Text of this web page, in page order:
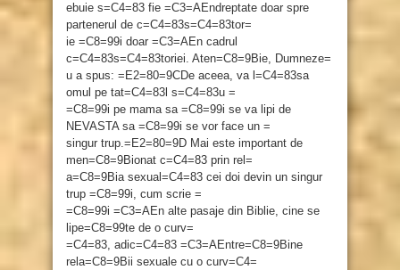
ebuie s=C4=83 fie =C3=AEndreptate doar spre
partenerul de c=C4=83s=C4=83tor=
ie =C8=99i doar =C3=AEn cadrul
c=C4=83s=C4=83toriei. Aten=C8=9Bie, Dumneze=
u a spus: =E2=80=9CDe aceea, va l=C4=83sa
omul pe tat=C4=83l s=C4=83u =
=C8=99i pe mama sa =C8=99i se va lipi de
NEVASTA sa =C8=99i se vor face un =
singur trup.=E2=80=9D Mai este important de
men=C8=9Bionat c=C4=83 prin rel=
a=C8=9Bia sexual=C4=83 cei doi devin un singur
trup =C8=99i, cum scrie =
=C8=99i =C3=AEn alte pasaje din Biblie, cine se
lipe=C8=99te de o curv=
=C4=83, adic=C4=83 =C3=AEntre=C8=9Bine
rela=C8=9Bii sexuale cu o curv=C4=